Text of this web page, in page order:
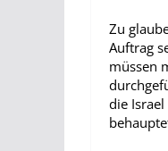
Zu
Auftrag
müssen
die